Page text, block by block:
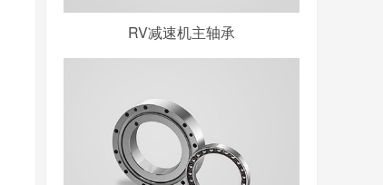
RV减速机主轴承